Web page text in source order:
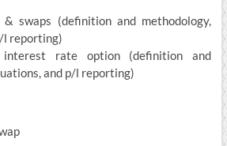
& swaps (definition and methodology,
l reporting)
interest rate option (definition and
and p/l reporting)